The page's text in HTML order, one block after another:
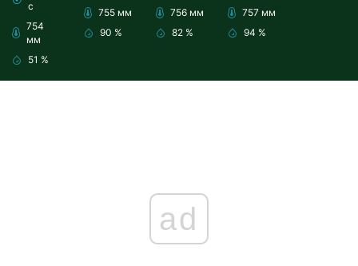
с
754
мм
51 %
755 мм
90 %
756 мм
82 %
757 мм
94 %
ad